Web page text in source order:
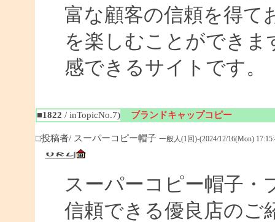
富な顧客の信頼を得て
を楽しむことができ
感できるサイトです。
■1822 / inTopicNo.7) ブランドキャップコピー
□投稿者/ スーパーコピー帽子 一般人(1回)-(2024/12/16(Mon)
スーパーコピー帽子・
信頼できる優良店のご